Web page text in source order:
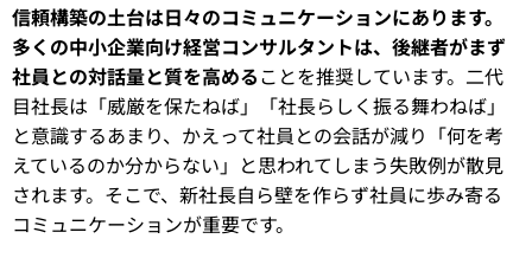
信頼構築の土台は日々のコミュニケーションにあります。
多くの中小企業向け経営コンサルタントは、後継者がまず
社員との対話量と質を高めることを推奨しています。二代
目社長は「威厳を保たねば」「社長らしく振る舞わねば」
と意識するあまり、かえって社員との会話が減り「何を考
えているのか分からない」と思われてしまう失敗例が散見
されます。そこで、新社長自ら壁を作らず社員に歩み寄る
コミュニケーションが重要です。